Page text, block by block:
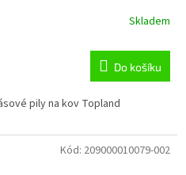
Skladem
Do košíku
pily na kov Topland
Kód: 209000010079-002